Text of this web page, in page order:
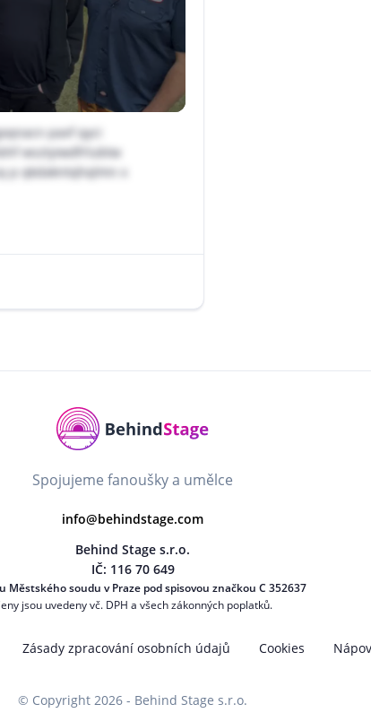
pavf qyci
wsztyiwdfrlubtw
p qkdakntqhqlmn x
Spojujeme fanoušky a umělce
info@behindstage.com
Behind Stage s.r.o.
IČ: 116 70 649
Městského soudu v Praze pod spisovou značkou C 352637
jsou uvedeny vč. DPH a všech zákonných poplatků.
Zásady zpracování osobních údajů Cookies
© Copyright 2026 - Behind Stage s.r.o.